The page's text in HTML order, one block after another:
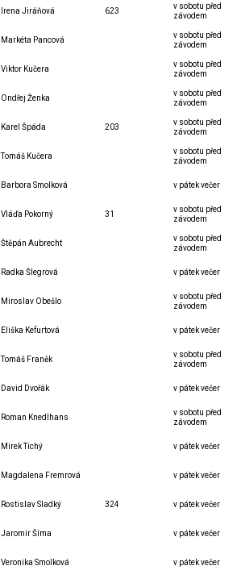
Irena Jiráňová 623
v sobotu před
závodem
Markéta Pancová
v sobotu před
závodem
Viktor Kučera
v sobotu před
závodem
Ondřej Ženka
v sobotu před
závodem
Karel Špáda 203
v sobotu před
závodem
Tomáš Kučera
v sobotu před
závodem
Barbora Smolková v pátek večer
Vláďa Pokorný 31
v sobotu před
závodem
Štěpán Aubrecht
v sobotu před
závodem
Radka Šlegrová v pátek večer
Miroslav Obešlo
v sobotu před
závodem
Eliška Kefurtová v pátek večer
Tomáš Franěk
v sobotu před
závodem
David Dvořák v pátek večer
Roman Knedlhans
v sobotu před
závodem
Mirek Tichý v pátek večer
Magdalena Fremrová v pátek večer
Rostislav Sladký 324 v pátek večer
Jaromír Šíma v pátek večer
Veronika Smolková v pátek večer